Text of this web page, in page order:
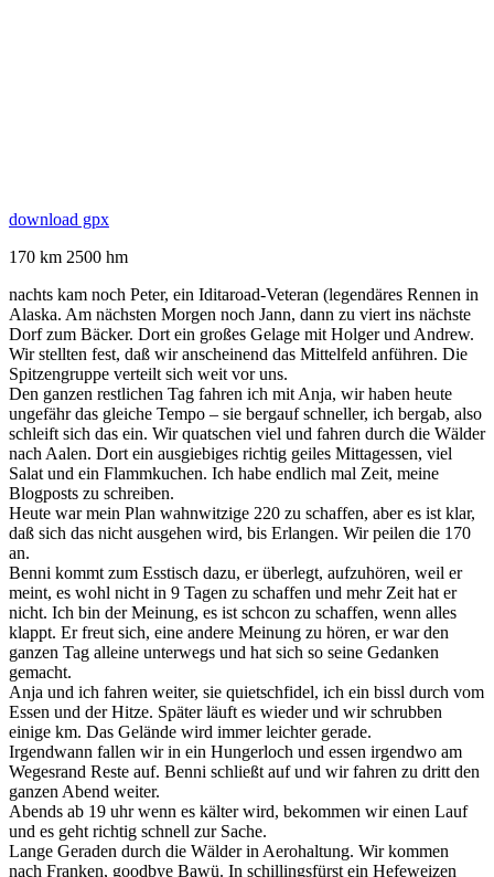
download gpx
170 km 2500 hm
nachts kam noch Peter, ein Iditaroad-Veteran (legendäres Rennen in
Alaska. Am nächsten Morgen noch Jann, dann zu viert ins nächste
Dorf zum Bäcker. Dort ein großes Gelage mit Holger und Andrew.
Wir stellten fest, daß wir anscheinend das Mittelfeld anführen. Die
Spitzengruppe verteilt sich weit vor uns.
Den ganzen restlichen Tag fahren ich mit Anja, wir haben heute
ungefähr das gleiche Tempo – sie bergauf schneller, ich bergab, also
schleift sich das ein. Wir quatschen viel und fahren durch die Wälder
nach Aalen. Dort ein ausgiebiges richtig geiles Mittagessen, viel
Salat und ein Flammkuchen. Ich habe endlich mal Zeit, meine
Blogposts zu schreiben.
Heute war mein Plan wahnwitzige 220 zu schaffen, aber es ist klar,
daß sich das nicht ausgehen wird, bis Erlangen. Wir peilen die 170
an.
Benni kommt zum Esstisch dazu, er überlegt, aufzuhören, weil er
meint, es wohl nicht in 9 Tagen zu schaffen und mehr Zeit hat er
nicht. Ich bin der Meinung, es ist schcon zu schaffen, wenn alles
klappt. Er freut sich, eine andere Meinung zu hören, er war den
ganzen Tag alleine unterwegs und hat sich so seine Gedanken
gemacht.
Anja und ich fahren weiter, sie quietschfidel, ich ein bissl durch vom
Essen und der Hitze. Später läuft es wieder und wir schrubben
einige km. Das Gelände wird immer leichter gerade.
Irgendwann fallen wir in ein Hungerloch und essen irgendwo am
Wegesrand Reste auf. Benni schließt auf und wir fahren zu dritt den
ganzen Abend weiter.
Abends ab 19 uhr wenn es kälter wird, bekommen wir einen Lauf
und es geht richtig schnell zur Sache.
Lange Geraden durch die Wälder in Aerohaltung. Wir kommen
nach Franken, goodbye Bawü. In schillingsfürst ein Hefeweizen